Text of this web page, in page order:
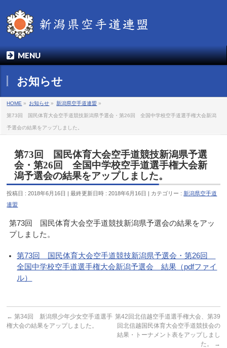
MENU
お知らせ
HOME » お知らせ » 新潟県空手道連盟 »
第73回 国民体育大会空手道競技新潟県予選会・第26回 全国中学校空手道選手権大会新潟
予選会の結果をアップしました。
第73回 国民体育大会空手道競技新潟県予選
会・第26回 全国中学校空手道選手権大会新
潟予選会の結果をアップしました。
投稿日 : 2018年6月16日 最終更新日時 : 2018年6月16日 カテゴリー : 新潟県空手道
連盟
第73回 国民体育大会空手道競技新潟県予選会の結果をアッ
プしました。
第73回 国民体育大会空手道競技新潟県予選会・第26回
全国中学校空手道選手権大会新潟予選会 結果（pdfファイ
ル）
← 第34回 新潟県少年少女空手道選手
権大会の結果をアップしました。
第42回北信越空手道選手権大会、第39
回北信越国民体育大会空手道競技会の
結果・トーナメント表をアップしまし
た。
→